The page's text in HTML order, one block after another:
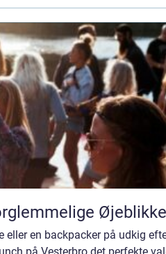
Øjeblikke
eller en backpacker på udkig
på Vesterbro det perfekte